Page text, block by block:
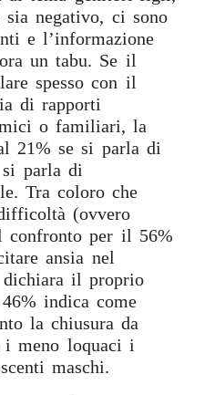
negativo, ci sono
e l’informazione
un tabu. Se il
spesso con il
di rapporti
o familiari, la
21% se si parla di
parla di
Tra coloro che
(ovvero
confronto per il 56%
ansia nel
il proprio
indica come
la chiusura da
meno loquaci i
maschi.